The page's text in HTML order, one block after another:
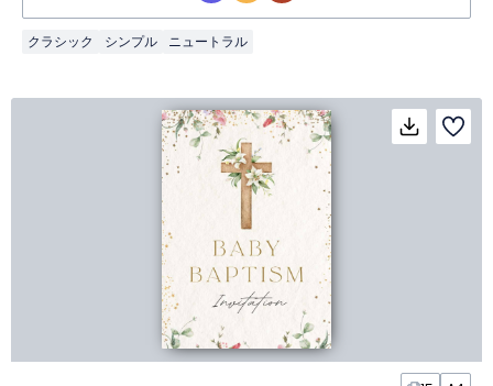
クラシック シンプル ニュートラル